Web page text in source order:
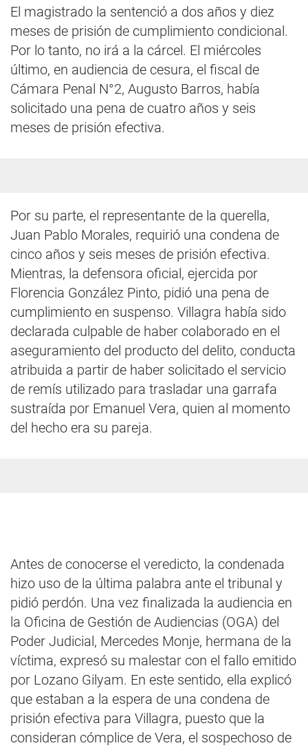
El magistrado la sentenció a dos años y diez
meses de prisión de cumplimiento condicional.
Por lo tanto, no irá a la cárcel. El miércoles
último, en audiencia de cesura, el fiscal de
Cámara Penal N°2, Augusto Barros, había
solicitado una pena de cuatro años y seis
meses de prisión efectiva.
Por su parte, el representante de la querella,
Juan Pablo Morales, requirió una condena de
cinco años y seis meses de prisión efectiva.
Mientras, la defensora oficial, ejercida por
Florencia González Pinto, pidió una pena de
cumplimiento en suspenso. Villagra había sido
declarada culpable de haber colaborado en el
aseguramiento del producto del delito, conducta
atribuida a partir de haber solicitado el servicio
de remís utilizado para trasladar una garrafa
sustraída por Emanuel Vera, quien al momento
del hecho era su pareja.
Antes de conocerse el veredicto, la condenada
hizo uso de la última palabra ante el tribunal y
pidió perdón. Una vez finalizada la audiencia en
la Oficina de Gestión de Audiencias (OGA) del
Poder Judicial, Mercedes Monje, hermana de la
víctima, expresó su malestar con el fallo emitido
por Lozano Gilyam. En este sentido, ella explicó
que estaban a la espera de una condena de
prisión efectiva para Villagra, puesto que la
consideran cómplice de Vera, el sospechoso de